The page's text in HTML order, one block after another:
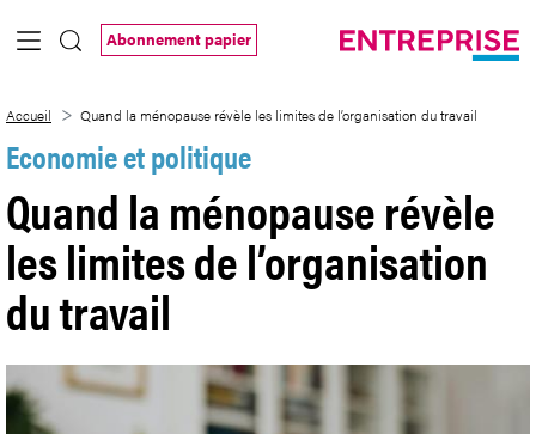
Saut au contenu principal
Abonnement papier
Accueil Quand la ménopause révèle les limites de l’organisation du travail
Economie et politique
Quand la ménopause révèle
les limites de l’organisation
du travail